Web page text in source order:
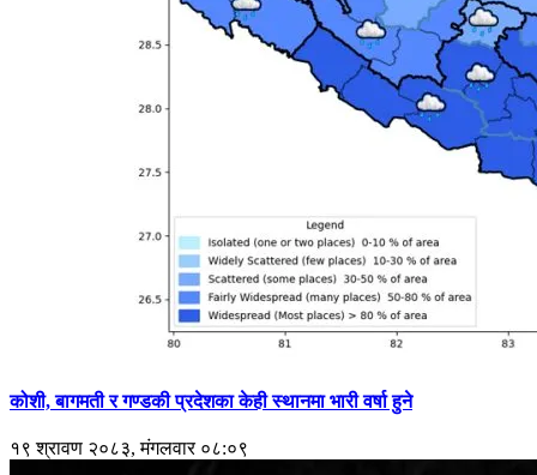
कोशी, बागमती र गण्डकी प्रदेशका केही स्थानमा भारी वर्षा हुने
१९ श्रावण २०८३, मंगलवार ०८:०९